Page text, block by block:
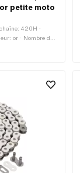
petite moto
420H ·
or · Nombre de
1829 mm ·